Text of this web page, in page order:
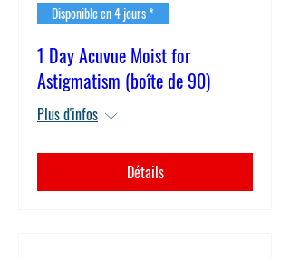
Disponible en 4 jours *
1 Day Acuvue Moist for
Astigmatism (boîte de 90)
Plus d'infos
Détails